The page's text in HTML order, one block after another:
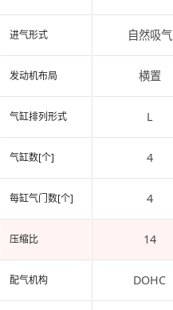
进气形式
发动机布局
气缸排列形式
气缸数[个]
每缸气门数[个]
压缩比
配气机构
自然吸气
横置
L
4
4
14
DOHC